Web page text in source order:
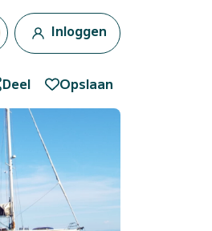
Inloggen
Deel Opslaan